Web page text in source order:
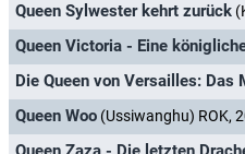
Queen Sylwester kehrt zurück
Queen Victoria - Eine
Die Queen von Versailles: Das
Queen Woo (Ussiwanghu) ROK,